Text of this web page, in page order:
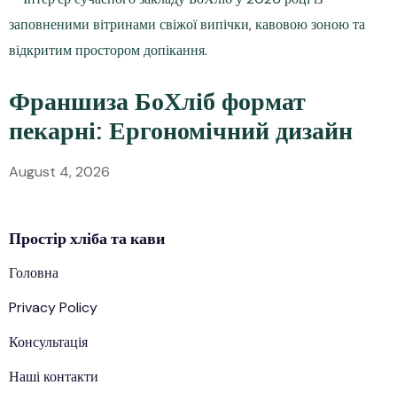
Франшиза БоХліб формат
пекарні: Ергономічний дизайн
August 4, 2026
Простірхлібата кави
Головна
Privacy Policy
Консультація
Наші контакти